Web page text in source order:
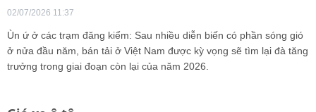
02/07/2026 11:37
Ùn ứ ở các trạm đăng kiểm: Sau nhiều diễn biến có phần sóng gió
ở nửa đầu năm, bán tải ở Việt Nam được kỳ vọng sẽ tìm lại đà tăng
trưởng trong giai đoạn còn lại của năm 2026.